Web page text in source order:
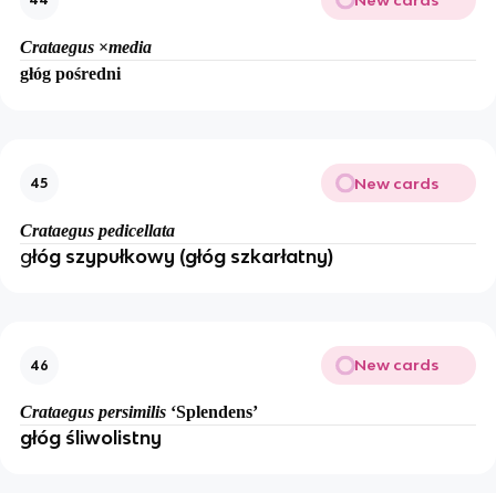
Crataegus ×media
głóg pośredni
45 New cards
Crataegus pedicellata
głóg szypułkowy (głóg szkarłatny)
46 New cards
Crataegus persimilis ‘Splendens’
głóg śliwolistny